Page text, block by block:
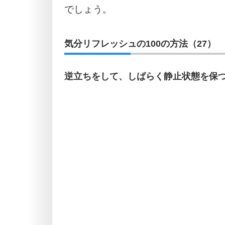
でしょう。
気分リフレッシュの100の方法（27）
逆立ちをして、しばらく静止状態を保